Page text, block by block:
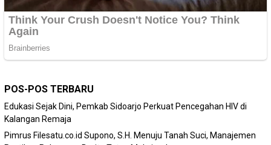
POS-POS TERBARU
Edukasi Sejak Dini, Pemkab Sidoarjo Perkuat Pencegahan HIV di
Kalangan Remaja
Pimrus Filesatu.co.id Supono, S.H. Menuju Tanah Suci, Manajemen